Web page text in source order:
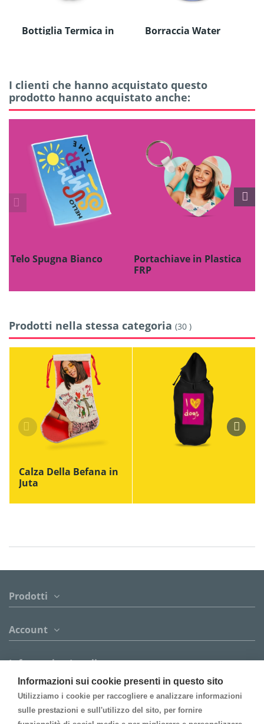
Informazioni sui cookie presenti in questo sito
Utilizziamo i cookie per raccogliere e analizzare informazioni
sulle prestazioni e sull'utilizzo del sito, per fornire
Bottiglia Termica in
Borraccia Water
I clienti che hanno acquistato questo
prodotto hanno acquistato anche:
Telo Spugna Bianco
Portachiave in Plastica
FRP
Prodotti nella stessa categoria (30 )
Calza Della Befana in
Juta
Prodotti
Account
Informazion Legali
Contattaci